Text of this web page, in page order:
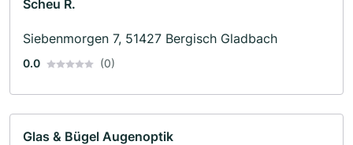
Scheu R.
Siebenmorgen 7, 51427 Bergisch Gladbach
0.0 (0)
Glas & Bügel Augenoptik